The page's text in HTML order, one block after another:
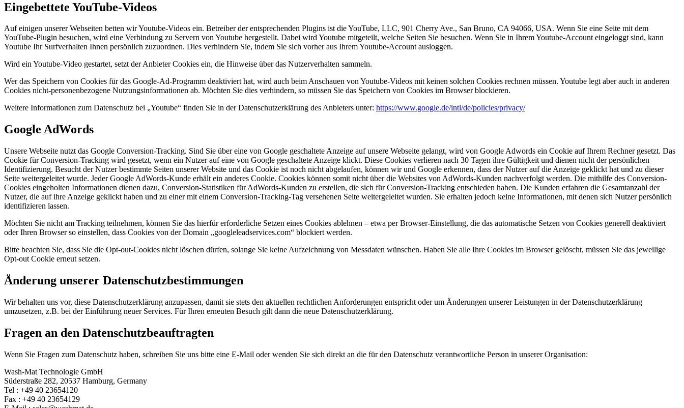
Eingebettete YouTube-Videos
Auf einigen unserer Webseiten betten wir Youtube-Videos ein. Betreiber der entsprechenden Plugins ist die YouTube, LLC, 901 Cherry Ave., San Bruno, CA 94066, USA. Wenn Sie eine Seite mit dem
YouTube-Plugin besuchen, wird eine Verbindung zu Servern von Youtube hergestellt. Dabei wird Youtube mitgeteilt, welche Seiten Sie besuchen. Wenn Sie in Ihrem Youtube-Account eingeloggt sind, kann
Youtube Ihr Surfverhalten Ihnen persönlich zuzuordnen. Dies verhindern Sie, indem Sie sich vorher aus Ihrem Youtube-Account ausloggen.
Wird ein Youtube-Video gestartet, setzt der Anbieter Cookies ein, die Hinweise über das Nutzerverhalten sammeln.
Wer das Speichern von Cookies für das Google-Ad-Programm deaktiviert hat, wird auch beim Anschauen von Youtube-Videos mit keinen solchen Cookies rechnen müssen. Youtube legt aber auch in anderen
Cookies nicht-personenbezogene Nutzungsinformationen ab. Möchten Sie dies verhindern, so müssen Sie das Speichern von Cookies im Browser blockieren.
Weitere Informationen zum Datenschutz bei „Youtube“ finden Sie in der Datenschutzerklärung des Anbieters unter: https://www.google.de/intl/de/policies/privacy/
Google AdWords
Unsere Webseite nutzt das Google Conversion-Tracking. Sind Sie über eine von Google geschaltete Anzeige auf unsere Webseite gelangt, wird von Google Adwords ein Cookie auf Ihrem Rechner gesetzt. Das
Cookie für Conversion-Tracking wird gesetzt, wenn ein Nutzer auf eine von Google geschaltete Anzeige klickt. Diese Cookies verlieren nach 30 Tagen ihre Gültigkeit und dienen nicht der persönlichen
Identifizierung. Besucht der Nutzer bestimmte Seiten unserer Website und das Cookie ist noch nicht abgelaufen, können wir und Google erkennen, dass der Nutzer auf die Anzeige geklickt hat und zu dieser
Seite weitergeleitet wurde. Jeder Google AdWords-Kunde erhält ein anderes Cookie. Cookies können somit nicht über die Websites von AdWords-Kunden nachverfolgt werden. Die mithilfe des Conversion-
Cookies eingeholten Informationen dienen dazu, Conversion-Statistiken für AdWords-Kunden zu erstellen, die sich für Conversion-Tracking entschieden haben. Die Kunden erfahren die Gesamtanzahl der
Nutzer, die auf ihre Anzeige geklickt haben und zu einer mit einem Conversion-Tracking-Tag versehenen Seite weitergeleitet wurden. Sie erhalten jedoch keine Informationen, mit denen sich Nutzer persönlich
identifizieren lassen.
Möchten Sie nicht am Tracking teilnehmen, können Sie das hierfür erforderliche Setzen eines Cookies ablehnen – etwa per Browser-Einstellung, die das automatische Setzen von Cookies generell deaktiviert
oder Ihren Browser so einstellen, dass Cookies von der Domain „googleleadservices.com“ blockiert werden.
Bitte beachten Sie, dass Sie die Opt-out-Cookies nicht löschen dürfen, solange Sie keine Aufzeichnung von Messdaten wünschen. Haben Sie alle Ihre Cookies im Browser gelöscht, müssen Sie das jeweilige
Opt-out Cookie erneut setzen.
Änderung unserer Datenschutzbestimmungen
Wir behalten uns vor, diese Datenschutzerklärung anzupassen, damit sie stets den aktuellen rechtlichen Anforderungen entspricht oder um Änderungen unserer Leistungen in der Datenschutzerklärung
umzusetzen, z.B. bei der Einführung neuer Services. Für Ihren erneuten Besuch gilt dann die neue Datenschutzerklärung.
Fragen an den Datenschutzbeauftragten
Wenn Sie Fragen zum Datenschutz haben, schreiben Sie uns bitte eine E-Mail oder wenden Sie sich direkt an die für den Datenschutz verantwortliche Person in unserer Organisation:
Wash-Mat Technologie GmbH
Süderstraße 282, 20537 Hamburg, Germany
Tel : +49 40 23654120
Fax : +49 40 23654129